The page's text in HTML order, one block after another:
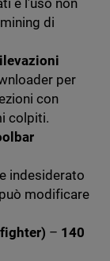
e l’uso non
di
per
con
colpiti.
indesiderato
modificare
– 140